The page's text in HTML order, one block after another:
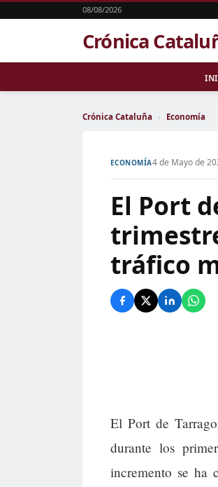
08/08/2026
Crónica
Crónica Cataluña › Economía
ECONOMÍA4 de Mayo de
El Port
tráfico
El Port de
durante los
incremento se ha